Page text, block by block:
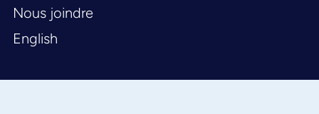
Nous joindre
English